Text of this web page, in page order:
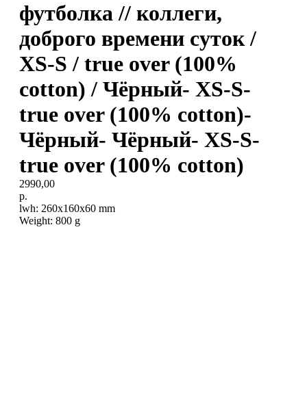
футболка // коллеги,
доброго времени суток /
XS-S / true over (100%
cotton) / Чёрный- XS-S-
true over (100% cotton)-
Чёрный- Чёрный- XS-S-
true over (100% cotton)
2990,00
р.
lwh: 260x160x60 mm
Weight: 800 g